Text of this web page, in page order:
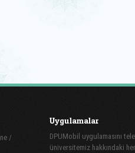
/
Uygulamalar
DPUMobil uygulamasını
üniversitemiz hakkındaki